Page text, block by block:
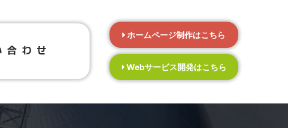
ホームページ制作はこちら
Webサービス開発はこちら